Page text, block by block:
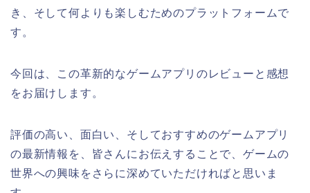
き、そして何よりも楽しむためのプラットフォームで
す。
今回は、この革新的なゲームアプリのレビューと感想
をお届けします。
評価の高い、面白い、そしておすすめのゲームアプリ
の最新情報を、皆さんにお伝えすることで、ゲームの
世界への興味をさらに深めていただければと思いま